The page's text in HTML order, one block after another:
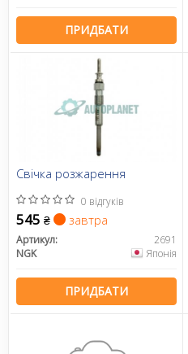
ПРИДБАТИ
Свічка розжарення
0 відгуків
545 ₴ завтра
Артикул:
2691
NGK
Японія
ПРИДБАТИ